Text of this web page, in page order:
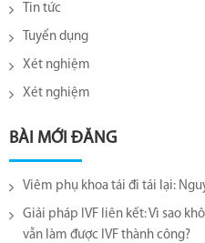
Tin tức
Tuyển dụng
Xét nghiệm
Xét nghiệm
BÀI MỚI ĐĂNG
Viêm phụ khoa tái đi tái lại​:
Giải pháp IVF liên kết: Vì sao
vẫn làm được IVF thành công?